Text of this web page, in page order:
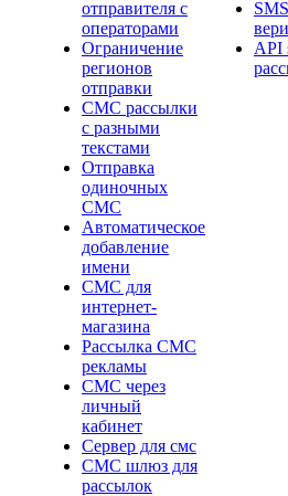
отправителя с
операторами
Ограничение
регионов
отправки
СМС рассылки
с разными
текстами
Отправка
одиночных
СМС
Автоматическое
добавление
имени
СМС для
интернет-
магазина
Рассылка СМС
рекламы
СМС через
личный
кабинет
Сервер для смс
СМС шлюз для
рассылок
SMS
API